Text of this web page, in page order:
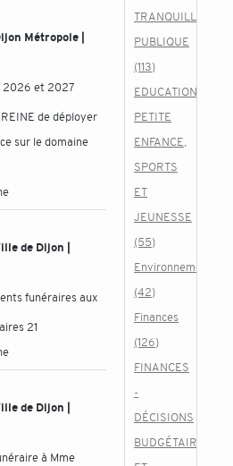
Métropole |
2026 et 2027
de déployer
sur le domaine
de Dijon |
funéraires aux
21
de Dijon |
à Mme
TRANQUILLITE
PUBLIQUE
(113)
EDUCATION,
PETITE
ENFANCE,
SPORTS
ET
JEUNESSE
(55)
Environnement
(42)
Finances
(126)
FINANCES
-
DÉCISIONS
BUDGÉTAIRES